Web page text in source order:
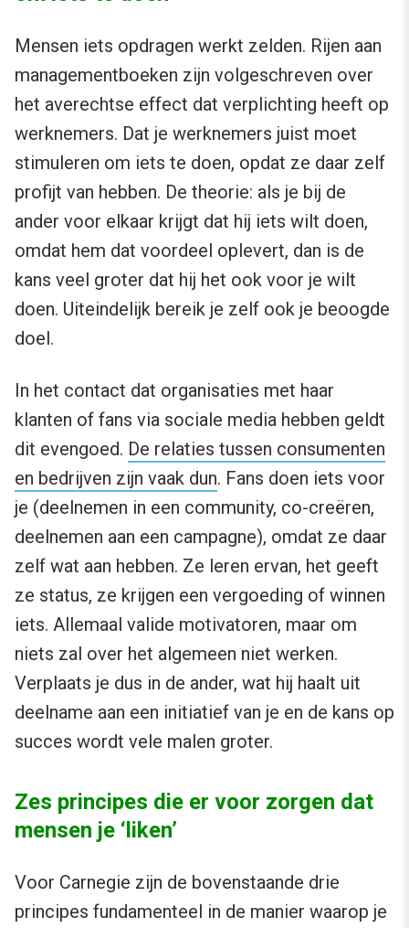
Mensen iets opdragen werkt zelden. Rijen aan
managementboeken zijn volgeschreven over
het averechtse effect dat verplichting heeft op
werknemers. Dat je werknemers juist moet
stimuleren om iets te doen, opdat ze daar zelf
profijt van hebben. De theorie: als je bij de
ander voor elkaar krijgt dat hij iets wilt doen,
omdat hem dat voordeel oplevert, dan is de
kans veel groter dat hij het ook voor je wilt
doen. Uiteindelijk bereik je zelf ook je beoogde
doel.
In het contact dat organisaties met haar
klanten of fans via sociale media hebben geldt
dit evengoed. De relaties tussen consumenten
en bedrijven zijn vaak dun. Fans doen iets voor
je (deelnemen in een community, co-creëren,
deelnemen aan een campagne), omdat ze daar
zelf wat aan hebben. Ze leren ervan, het geeft
ze status, ze krijgen een vergoeding of winnen
iets. Allemaal valide motivatoren, maar om
niets zal over het algemeen niet werken.
Verplaats je dus in de ander, wat hij haalt uit
deelname aan een initiatief van je en de kans op
succes wordt vele malen groter.
Zes principes die er voor zorgen dat
mensen je ‘liken’
Voor Carnegie zijn de bovenstaande drie
principes fundamenteel in de manier waarop je